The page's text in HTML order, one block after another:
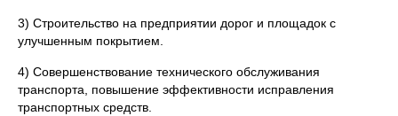
3) Строительство на предприятии дорог и площадок с
улучшенным покрытием.
4) Совершенствование технического обслуживания
транспорта, повышение эффективности исправления
транспортных средств.